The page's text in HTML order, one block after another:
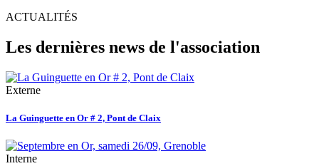
ACTUALITÉS
Les dernières news de l'association
Externe
La Guinguette en Or # 2, Pont de Claix
Interne